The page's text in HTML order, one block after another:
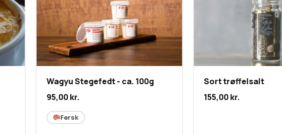
Wagyu Stegefedt - ca. 100g
95,00kr.
Fersk
Sort trøffelsalt
155,00kr.